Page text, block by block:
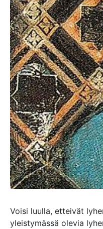
Voisi luulla, etteivät
yleistymässä olevia